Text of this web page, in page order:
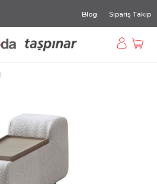
Blog Sipariş Takip